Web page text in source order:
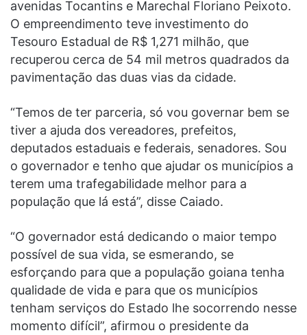
avenidas Tocantins e Marechal Floriano Peixoto.
O empreendimento teve investimento do
Tesouro Estadual de R$ 1,271 milhão, que
recuperou cerca de 54 mil metros quadrados da
pavimentação das duas vias da cidade.
“Temos de ter parceria, só vou governar bem se
tiver a ajuda dos vereadores, prefeitos,
deputados estaduais e federais, senadores. Sou
o governador e tenho que ajudar os municípios a
terem uma trafegabilidade melhor para a
população que lá está”, disse Caiado.
“O governador está dedicando o maior tempo
possível de sua vida, se esmerando, se
esforçando para que a população goiana tenha
qualidade de vida e para que os municípios
tenham serviços do Estado lhe socorrendo nesse
momento difícil”, afirmou o presidente da